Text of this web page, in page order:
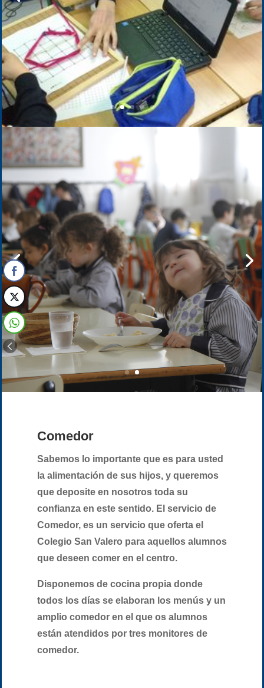
Comedor
Sabemos lo importante que es para usted
la alimentación de sus hijos, y queremos
que deposite en nosotros toda su
confianza en este sentido. El servicio de
Comedor, es un servicio que oferta el
Colegio San Valero para aquellos alumnos
que deseen comer en el centro.
Disponemos de cocina propia donde
todos los días se elaboran los menús y un
amplio comedor en el que os alumnos
están atendidos por tres monitores de
comedor.